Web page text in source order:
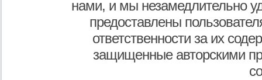
нами, и мы незамедлительно
предоставлены
ответственности за их
защищенные авторскими